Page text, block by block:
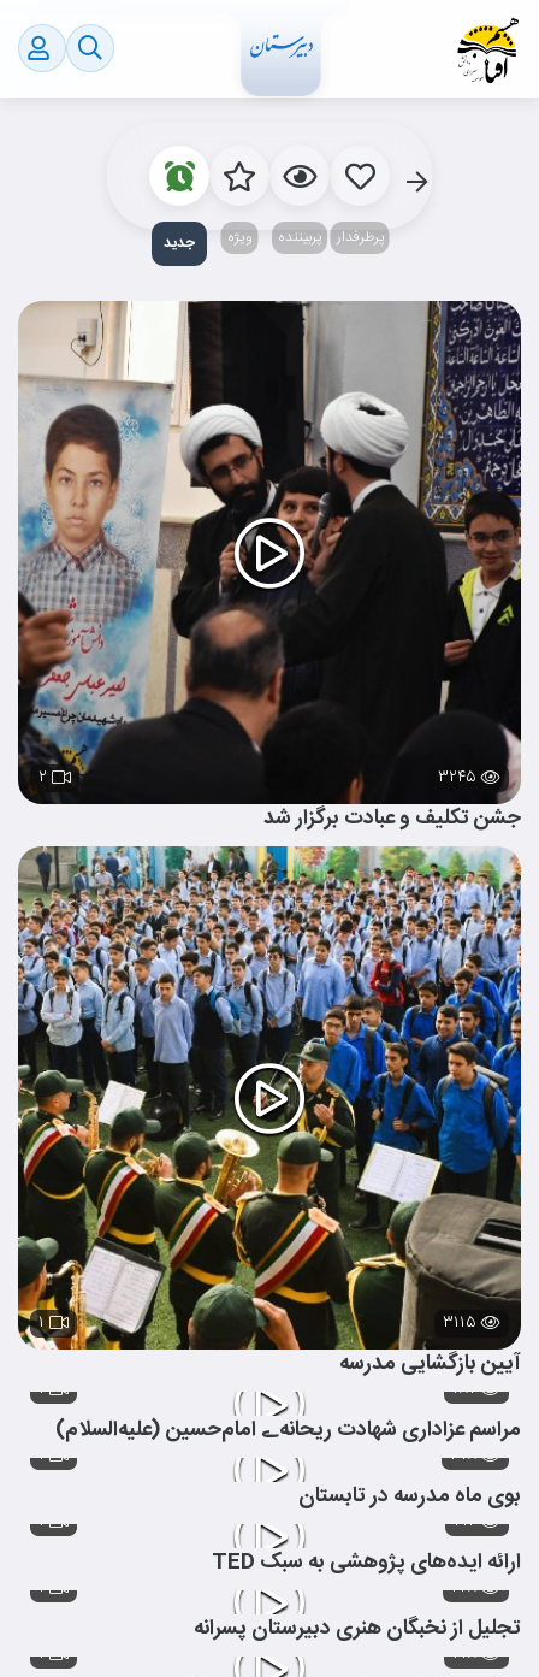
پرطرفدار پربیننده‌ ویژه جدید‌
۳۲۴۵ ۲
جشن تکلیف و عبادت برگزار شد
۳۱۱۵ ۱
آیین بازگشایی مدرسه
۱۸۷ ۱
مراسم عزاداری شهادت ریحانه‌ے امام‌حسین (علیه‌السلام)
۳۱۸ ۱
بوی ماه مدرسه در تابستان
۴۱۴ ۱
ارائه ایده‌های پژوهشی به سبک TED
۴۲۸ ۱
تجلیل از نخبگان هنری دبیرستان پسرانه
۴۱۸ ۱